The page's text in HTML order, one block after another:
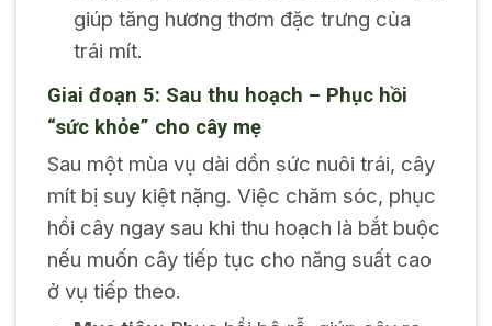
giúp tăng hương thơm đặc trưng của
trái mít.
Giai đoạn 5: Sau thu hoạch – Phục hồi
“sức khỏe” cho cây mẹ
Sau một mùa vụ dài dồn sức nuôi trái, cây
mít bị suy kiệt nặng. Việc chăm sóc, phục
hồi cây ngay sau khi thu hoạch là bắt buộc
nếu muốn cây tiếp tục cho năng suất cao
ở vụ tiếp theo.